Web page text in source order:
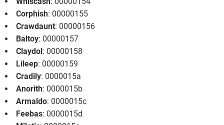
Corphish: 00000155
Crawdaunt: 00000156
Baltoy: 00000157
Claydol: 00000158
Lileep: 00000159
Cradily: 0000015a
Anorith: 0000015b
Armaldo: 0000015c
Feebas: 0000015d